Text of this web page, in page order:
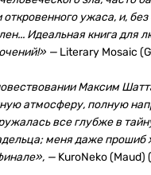
откровенного ужаса, и,
Идеальная книга для
— Literary Mosaic
Максим
атмосферу, полную
все глубже в
меня даже прошиб
— KuroNeko (Maud)